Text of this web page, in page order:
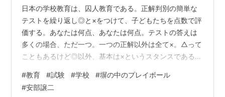
日本の学校教育は、囚人教育である。正解判別の簡単な
テストを繰り返し◎と×をつけて、子どもたちを点数で評
価する。あなたは何点、あなたは何点。テストの答えは
多くの場合、ただ一つ。一つの正解以外は全て×。△って
こともあるけど◎以外、基本は×というスタンスであるこ
差値という数字、体力テストの数字、学期ごとの成績表
の数字に挙げ句の果ては、生活態度の◎×評価。子どもた
#教育 #試験 #学校 #塀の中のプレイボール
#安部譲二